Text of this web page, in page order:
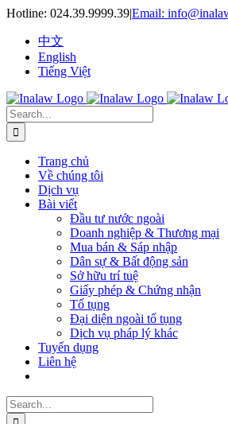
Skip
content
Hotline: 024.39.9999.39|Email:
中文
English
Tiếng Việt
Search
for:
Trang chủ
Về chúng tôi
Dịch vụ
Bài viết
Đầu tư nước ngoài
Doanh nghiệp & Thương mại
Mua bán & Sáp nhập
Dân sự & Bất động sản
Sở hữu trí tuệ
Giấy phép & Chứng nhận
Tố tụng
Đại diện ngoài tố tụng
Dịch vụ pháp lý khác
Tuyển dụng
Liên hệ
Search
for: